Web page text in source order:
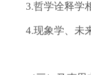
3.哲学诠释学
4.现象学、未